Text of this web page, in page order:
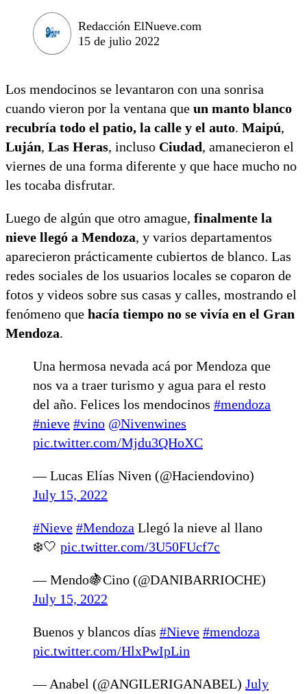
Redacción ElNueve.com
15 de julio 2022
Los mendocinos se levantaron con una sonrisa
cuando vieron por la ventana que un manto blanco
recubría todo el patio, la calle y el auto. Maipú,
Luján, Las Heras, incluso Ciudad, amanecieron el
viernes de una forma diferente y que hace mucho no
les tocaba disfrutar.
Luego de algún que otro amague, finalmente la
nieve llegó a Mendoza, y varios departamentos
aparecieron prácticamente cubiertos de blanco. Las
redes sociales de los usuarios locales se coparon de
fotos y videos sobre sus casas y calles, mostrando el
fenómeno que hacía tiempo no se vivía en el Gran
Mendoza.
Una hermosa nevada acá por Mendoza que
nos va a traer turismo y agua para el resto
del año. Felices los mendocinos #mendoza
#nieve #vino @Nivenwines
pic.twitter.com/Mjdu3QHoXC
— Lucas Elías Niven (@Haciendovino)
July 15, 2022
#Nieve #Mendoza Llegó la nieve al llano
❄️🤍 pic.twitter.com/3U50FUcf7c
— Mendo🍇Cino (@DANIBARRIOCHE)
July 15, 2022
Buenos y blancos días #Nieve #mendoza
pic.twitter.com/HlxPwIpLin
— Anabel (@ANGILERIGANABEL) July